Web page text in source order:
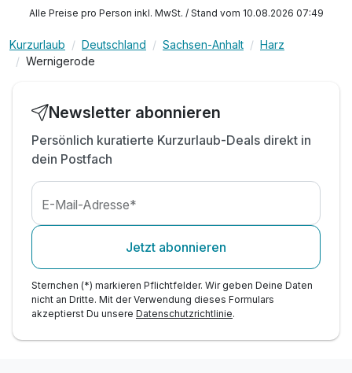
inkl. W-Lan im Hotel
Familienspaß o. Zeit zu zweit - Alles ist möglich!
Alle Preise pro Person inkl. MwSt. / Stand vom 10.08.2026 07:49
Kurzurlaub Deutschland Sachsen-Anhalt
Harz
Wernigerode
Newsletter abonnieren
Persönlich kuratierte Kurzurlaub-Deals direkt in
dein Postfach
E-Mail-Adresse*
Jetzt abonnieren
Sternchen (*) markieren Pflichtfelder. Wir geben Deine Daten
nicht an Dritte. Mit der Verwendung dieses Formulars
akzeptierst Du unsere Datenschutzrichtlinie.